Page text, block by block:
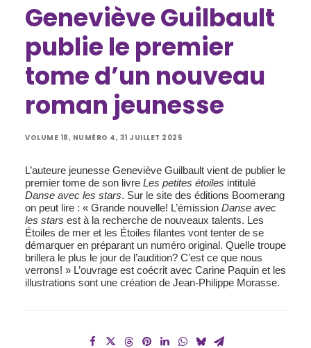
Geneviève Guilbault
publie le premier
tome d’un nouveau
roman jeunesse
VOLUME 18, NUMÉRO 4, 31 JUILLET 2025
L’auteure jeunesse Geneviève Guilbault vient de publier le
premier tome de son livre Les petites étoiles intitulé
Danse avec les stars. Sur le site des éditions Boomerang
on peut lire : « Grande nouvelle! L’émission Danse avec
les stars est à la recherche de nouveaux talents. Les
Étoiles de mer et les Étoiles filantes vont tenter de se
démarquer en préparant un numéro original. Quelle troupe
brillera le plus le jour de l’audition? C’est ce que nous
verrons! » L’ouvrage est coécrit avec Carine Paquin et les
illustrations sont une création de Jean-Philippe Morasse.